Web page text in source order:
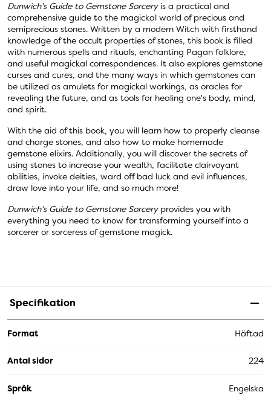
Dunwich's Guide to Gemstone Sorceryis a practical and
comprehensive guide to the magickal world of precious and
semiprecious stones. Written by a modern Witch with firsthand
knowledge of the occult properties of stones, this book is filled
with numerous spells and rituals, enchanting Pagan folklore,
and useful magickal correspondences. It also explores gemstone
curses and cures, and the many ways in which gemstones can
be utilized as amulets for magickal workings, as oracles for
revealing the future, and as tools for healing one's body, mind,
and spirit.
With the aid of this book, you will learn how to properly cleanse
and charge stones, and also how to make homemade
gemstone elixirs. Additionally, you will discover the secrets of
using stones to increase your wealth, facilitate clairvoyant
abilities, invoke deities, ward off bad luck and evil influences,
draw love into your life, and so much more!
Dunwich's Guide to Gemstone Sorceryprovides you with
everything you need to know for transforming yourself into a
sorcerer or sorceress of gemstone magick.
Specifikation
Format Häftad
Antal sidor 224
Språk Engelska